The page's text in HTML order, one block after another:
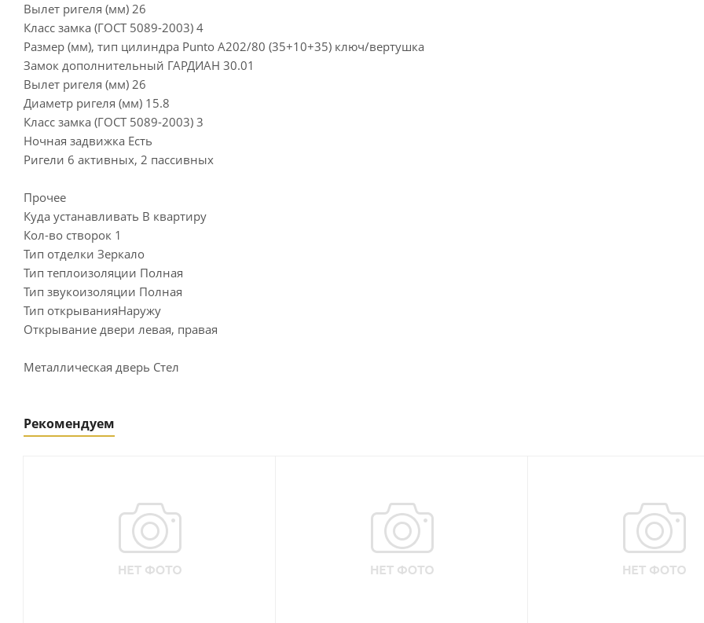
Вылет ригеля (мм) 26
Класс замка (ГОСТ 5089-2003) 4
Размер (мм), тип цилиндра Punto A202/80 (35+10+35) ключ/вертушка
Замок дополнительный ГАРДИАН 30.01
Вылет ригеля (мм) 26
Диаметр ригеля (мм) 15.8
Класс замка (ГОСТ 5089-2003) 3
Ночная задвижка Есть
Ригели 6 активных, 2 пассивных
Прочее
Куда устанавливать В квартиру
Кол-во створок 1
Тип отделки Зеркало
Тип теплоизоляции Полная
Тип звукоизоляции Полная
Тип открыванияНаружу
Открывание двери левая, правая
Металлическая дверь Стел
Рекомендуем